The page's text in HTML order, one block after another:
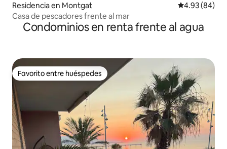
Residencia en Montgat Calificación
4.93 (84)
Casa de pescadores frente al mar
Condominios en renta frente al agua
Favorito entre huéspedes
Favorito entre huéspedes